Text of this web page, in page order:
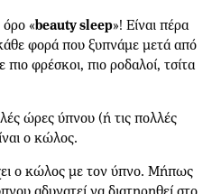
όρο «beauty sleep»! Είναι πέρα
φορά που ξυπνάμε μετά από
φρέσκοι, πιο ροδαλοί, τσίτα
ώρες ύπνου (ή τις πολλές
ο κώλος.
ο κώλος με τον ύπνο. Μήπως